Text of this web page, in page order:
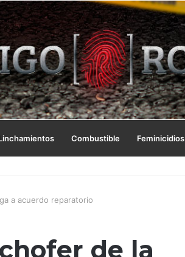
Combustible Feminicidios
a acuerdo reparatorio
de la